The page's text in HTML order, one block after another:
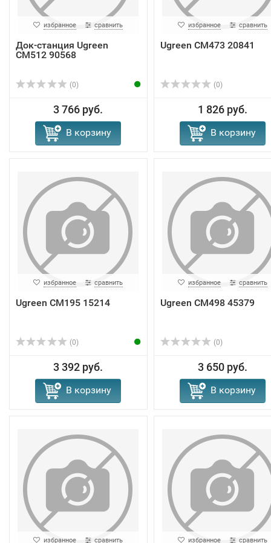
избранное сравнить
Док-станция Ugreen
CM512 90568
(0)
3 766 руб.
В корзину
избранное сравнить
Ugreen CM473 20841
(0)
1 826 руб.
В корзину
избранное сравнить
Ugreen CM195 15214
(0)
3 392 руб.
В корзину
избранное сравнить
Ugreen CM498 45379
(0)
3 650 руб.
В корзину
избранное сравнить избранное сравнить